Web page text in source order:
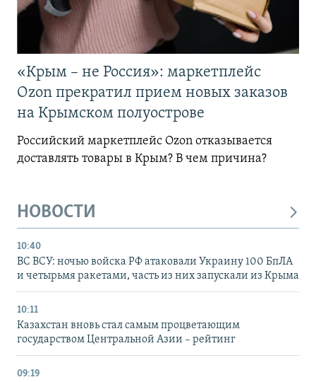
«Крым – не Россия»: маркетплейс
Ozon прекратил прием новых заказов
на Крымском полуострове
Российский маркетплейс Ozon отказывается
доставлять товары в Крым? В чем причина?
НОВОСТИ
10:40
ВС ВСУ: ночью войска РФ атаковали Украину 100 БпЛА
и четырьмя ракетами, часть из них запускали из Крыма
10:11
Казахстан вновь стал самым процветающим
государством Центральной Азии – рейтинг
09:19